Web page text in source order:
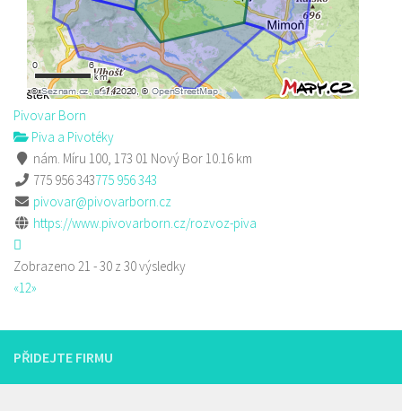
Pivovar Born
Piva a Pivotéky
nám. Míru 100, 173 01 Nový Bor 10.16 km
775 956 343775 956 343
pivovar@pivovarborn.cz
https://www.pivovarborn.cz/rozvoz-piva
Zobrazeno 21 - 30 z 30 výsledky
«12»
PŘIDEJTE FIRMU